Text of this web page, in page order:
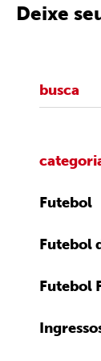
Deixe
Futebol
Futebol
Futebol